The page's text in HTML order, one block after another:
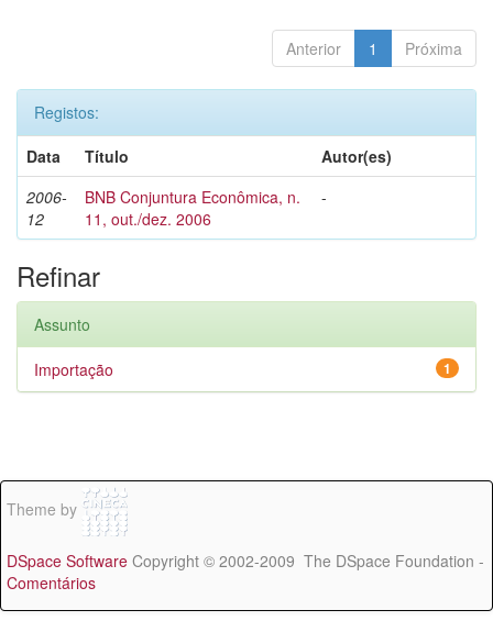
Anterior 1 Próxima
Registos:
Data
Título
Autor(es)
2006-
12
BNB Conjuntura Econômica, n.
11, out./dez. 2006
-
Refinar
Assunto
1
Importação
Theme by
DSpace Software Copyright © 2002-2009 The DSpace Foundation -
Comentários